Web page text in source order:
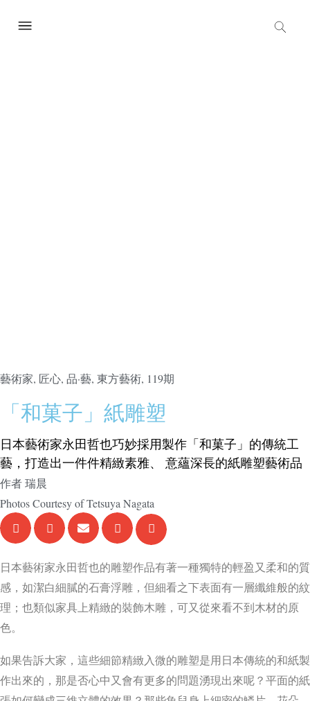
藝術家, 匠心, 品·藝, 東方藝術, 119期
「和菓子」紙雕塑
日本藝術家永田哲也巧妙採用製作「和菓子」的傳統工
藝，打造出一件件精緻素雅、 意蘊深長的紙雕塑藝術品
作者瑞晨
Photos Courtesy ofTetsuya Nagata
日本藝術家永田哲也的雕塑作品有著一種獨特的輕盈又柔和的質
感，如潔白細膩的石膏浮雕，但細看之下表面有一層纖維般的紋
理；也類似家具上精緻的裝飾木雕，可又從來看不到木材的原
色。
如果告訴大家，這些細節精緻入微的雕塑是用日本傳統的和紙製
作出來的，那是否心中又會有更多的問題湧現出來呢？平面的紙